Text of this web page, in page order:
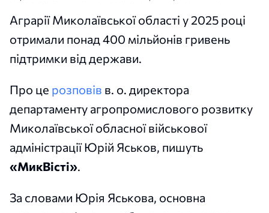
Аграрії Миколаївської області у 2025 році
отримали понад 400 мільйонів гривень
підтримки від держави.
Про це розповів в. о. директора
департаменту агропромислового розвитку
Миколаївської обласної військової
адміністрації Юрій Яськов, пишуть
«МикВісті».
За словами Юрія Яськова, основна